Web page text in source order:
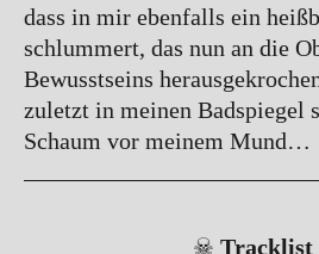
dass in mir ebenfalls ein
schlummert, das nun an die
Bewusstseins
zuletzt in meinen Badspiegel
Schaum vor meinem Mund…
☠ Tracklist